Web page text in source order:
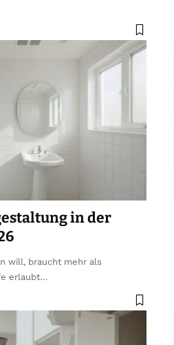
in der
will, braucht mehr als
erlaubt…